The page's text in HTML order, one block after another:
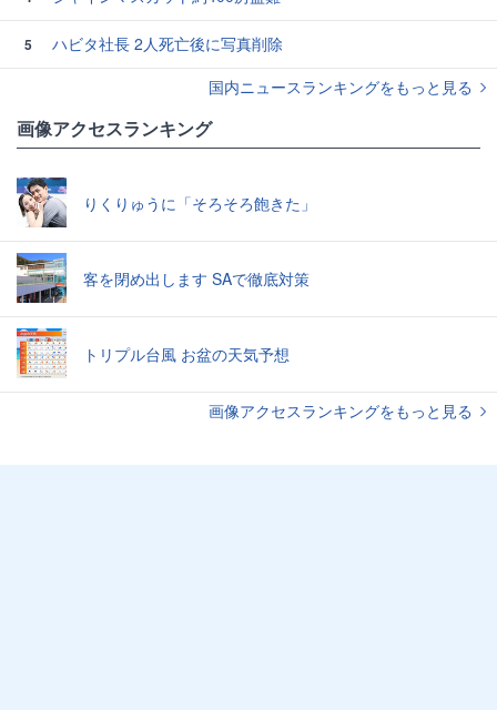
5
ハビタ社長 2人死亡後に写真削除
国内ニュースランキングをもっと見る
画像アクセスランキング
りくりゅうに「そろそろ飽きた」
客を閉め出します SAで徹底対策
トリプル台風 お盆の天気予想
画像アクセスランキングをもっと見る